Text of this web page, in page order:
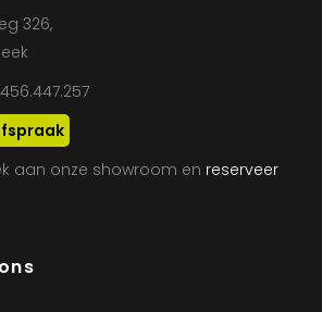
326,
aan onze showroom en reserveer